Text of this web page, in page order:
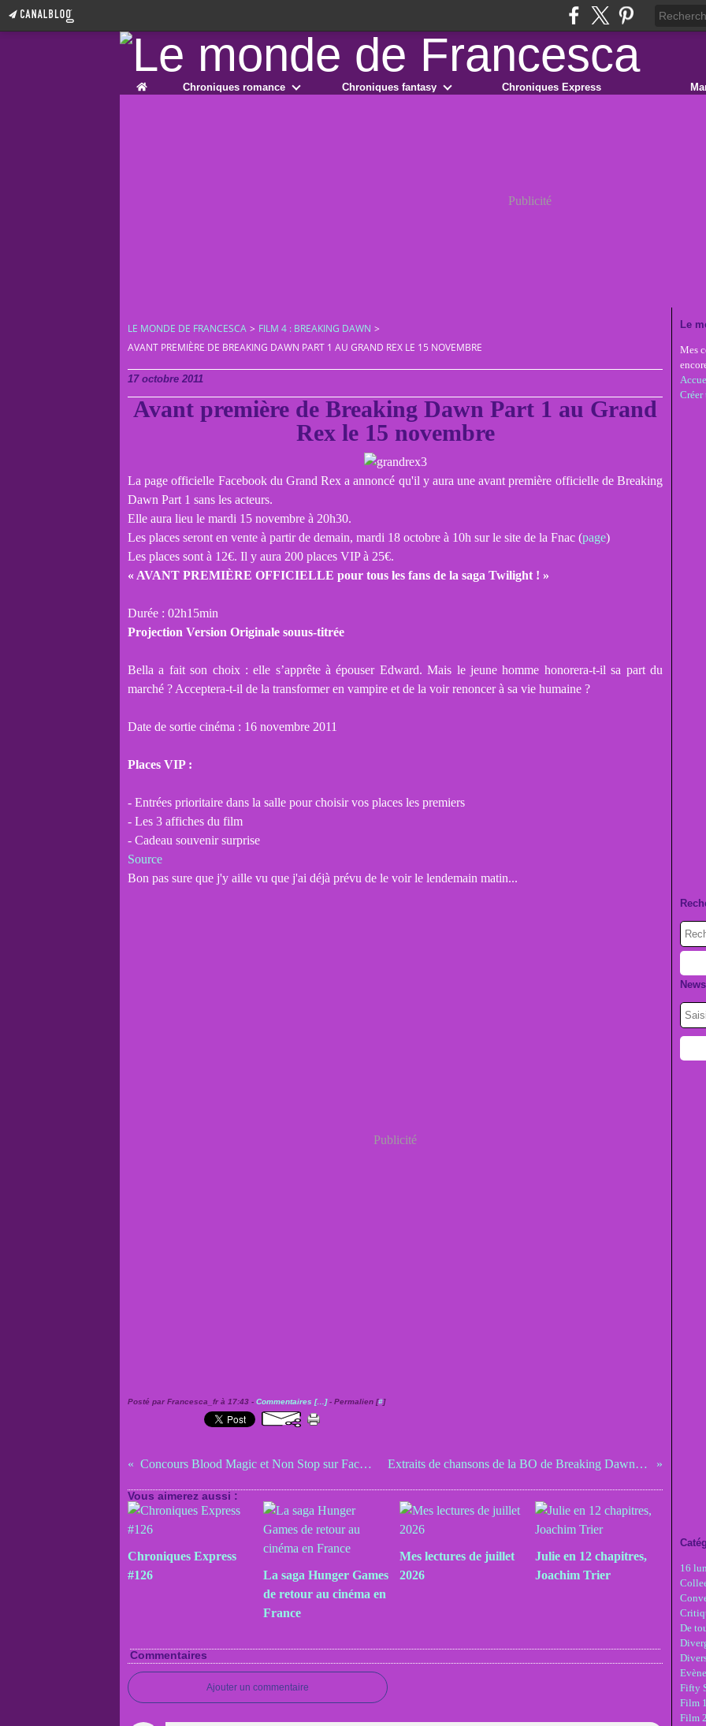
Home Chroniques romance Chroniques fantasy Chroniques Express
Publicité
LE MONDE DE FRANCESCA > FILM 4 : BREAKING DAWN >
AVANT PREMIÈRE DE BREAKING DAWN PART 1 AU GRAND REX LE 15 NOVEMBRE
17 octobre 2011
Avant première de Breaking Dawn Part 1 au Grand
Rex le 15 novembre
La page officielle Facebook du Grand Rex a annoncé qu'il y aura une avant première officielle de Breaking
Dawn Part 1 sans les acteurs.
Elle aura lieu le mardi 15 novembre à 20h30.
Les places seront en vente à partir de demain, mardi 18 octobre à 10h sur le site de la Fnac (page)
Les places sont à 12€. Il y aura 200 places VIP à 25€.
« AVANT PREMIÈRE OFFICIELLE pour tous les fans de la saga Twilight ! »
Durée : 02h15min
Projection Version Originale souus-titrée
Bella a fait son choix : elle s’apprête à épouser Edward. Mais le jeune homme honorera-t-il sa part du
marché ? Acceptera-t-il de la transformer en vampire et de la voir renoncer à sa vie humaine ?
Date de sortie cinéma : 16 novembre 2011
Places VIP :
- Entrées prioritaire dans la salle pour choisir vos places les premiers
- Les 3 affiches du film
- Cadeau souvenir surprise
Source
Bon pas sure que j'y aille vu que j'ai déjà prévu de le voir le lendemain matin...
Publicité
Posté par Francesca_fr à 17:43 - Commentaires [… ]- Permalien [#]
Concours Blood Magic et Non Stop sur Facebook Extraits de chansons de la BO de Breaking Dawn Part 1
Vous aimerez aussi :
Chroniques Express
#126
La saga Hunger Games
de retour au cinéma en
France
Mes lectures de juillet
2026
Julie en 12 chapitres,
Joachim Trier
Commentaires
Ajouter un commentaire
Le
Mes
16
De
Fifty
Film
Film